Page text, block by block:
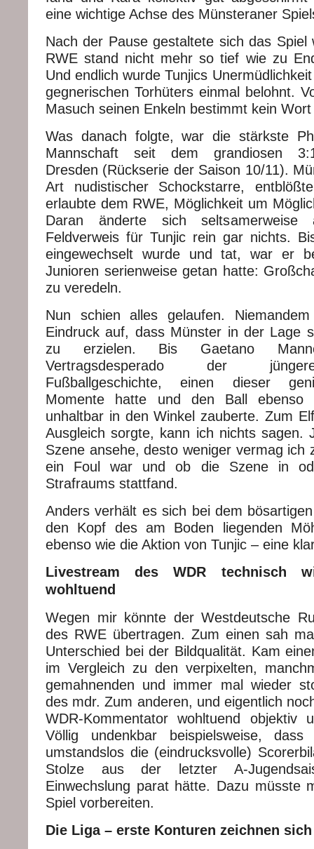
eine wichtige Achse des Münsteraner
Nach der Pause gestaltete sich das Spiel
RWE stand nicht mehr so tief wie zu
Und endlich wurde Tunjics
gegnerischen Torhüters einmal belohnt.
Masuch seinen Enkeln bestimmt kein
Was danach folgte, war die stärkste
Mannschaft seit dem grandiosen
Dresden (Rückserie der Saison 10/11).
Art nudistischer Schockstarre,
erlaubte dem RWE, Möglichkeit um
Daran änderte sich
Feldverweis für Tunjic rein gar nichts.
eingewechselt wurde und tat, war er
Junioren serienweise getan hatte:
zu veredeln.
Nun schien alles gelaufen.
Eindruck auf, dass Münster in der Lage
zu erzielen. Bis Gaetano
Vertragsdesperado der
Fußballgeschichte, einen dieser
Momente hatte und den Ball ebenso
unhaltbar in den Winkel zauberte. Zum
Ausgleich sorgte, kann ich nichts sagen.
Szene ansehe, desto weniger vermag ich
ein Foul war und ob die Szene in
Strafraums stattfand.
Anders verhält es sich bei dem
den Kopf des am Boden liegenden
ebenso wie die Aktion von Tunjic – eine
Livestream des WDR technisch
wohltuend
Wegen mir könnte der Westdeutsche
des RWE übertragen. Zum einen sah
Unterschied bei der Bildqualität. Kam
im Vergleich zu den verpixelten,
gemahnenden und immer mal wieder
des mdr. Zum anderen, und eigentlich
WDR-Kommentator wohltuend objektiv
Völlig undenkbar beispielsweise,
umstandslos die (eindrucksvolle)
Stolze aus der letzter A-
Einwechslung parat hätte. Dazu müsste
Spiel vorbereiten.
Die Liga – erste Konturen zeichnen